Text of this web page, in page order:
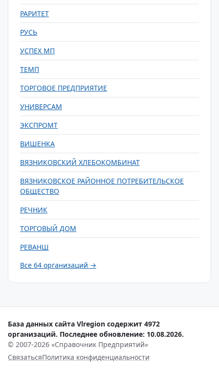
РАРИТЕТ
РУСЬ
УСПЕХ МП
ТЕМП
ТОРГОВОЕ ПРЕДПРИЯТИЕ
УНИВЕРСАМ
ЭКСПРОМТ
ВИШЕНКА
ВЯЗНИКОВСКИЙ ХЛЕБОКОМБИНАТ
ВЯЗНИКОВСКОЕ РАЙОННОЕ ПОТРЕБИТЕЛЬСКОЕ
ОБЩЕСТВО
РЕЧНИК
ТОРГОВЫЙ ДОМ
РЕВАНШ
Все 64 организаций →
База данных сайта Vlregion содержит 4972
организаций. Последнее обновление: 10.08.2026.
© 2007-2026 «Справочник Предприятий»
СвязатьсяПолитика конфиденциальности